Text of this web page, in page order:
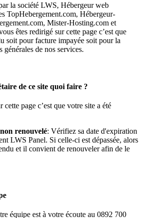
la société LWS, Hébergeur web
TopHebergement.com, Hébergeur-
Mister-Hosting.com et
êtes redirigé sur cette page c’est que
soit pour facture impayée soit pour la
de nos services.
de ce site quoi faire ?
cette page c’est que votre site a été
renouvelé: Vérifiez sa date d'expiration
LWS Panel. Si celle-ci est dépassée, alors
et il convient de renouveler afin de le
équipe est à votre écoute au 0892 700